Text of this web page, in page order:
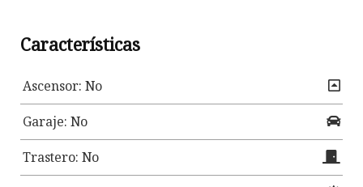
Características
Ascensor: No
Garaje: No
Trastero: No